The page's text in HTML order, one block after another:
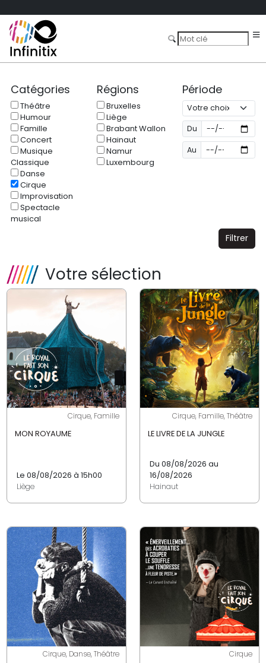
Catégories
Théâtre
Humour
Famille
Concert
Musique
Classique
Danse
Cirque
Improvisation
Spectacle
musical
Régions
Bruxelles
Liège
Brabant Wallon
Hainaut
Namur
Luxembourg
Période
Du
Au
Filtrer
Votre sélection
Cirque, Famille
MON ROYAUME
Le 08/08/2026 à 15h00
Liège
Cirque, Famille, Théâtre
LE LIVRE DE LA JUNGLE
Du 08/08/2026 au
16/08/2026
Hainaut
Cirque, Danse, Théâtre Cirque